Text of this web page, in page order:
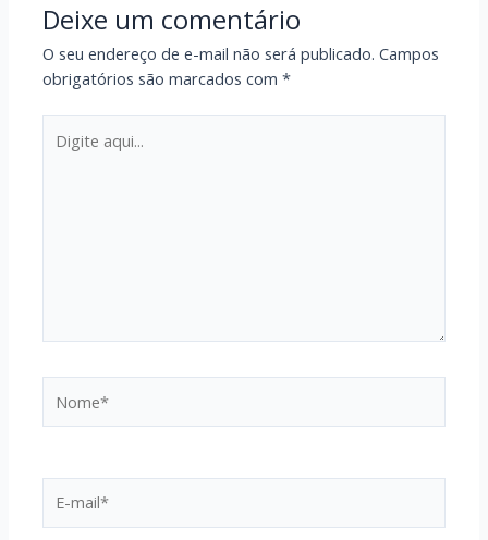
Deixe um comentário
O seu endereço de e-mail não será publicado. Campos
obrigatórios são marcados com*
aqui...
mail*